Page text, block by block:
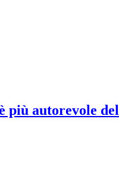
più autorevole